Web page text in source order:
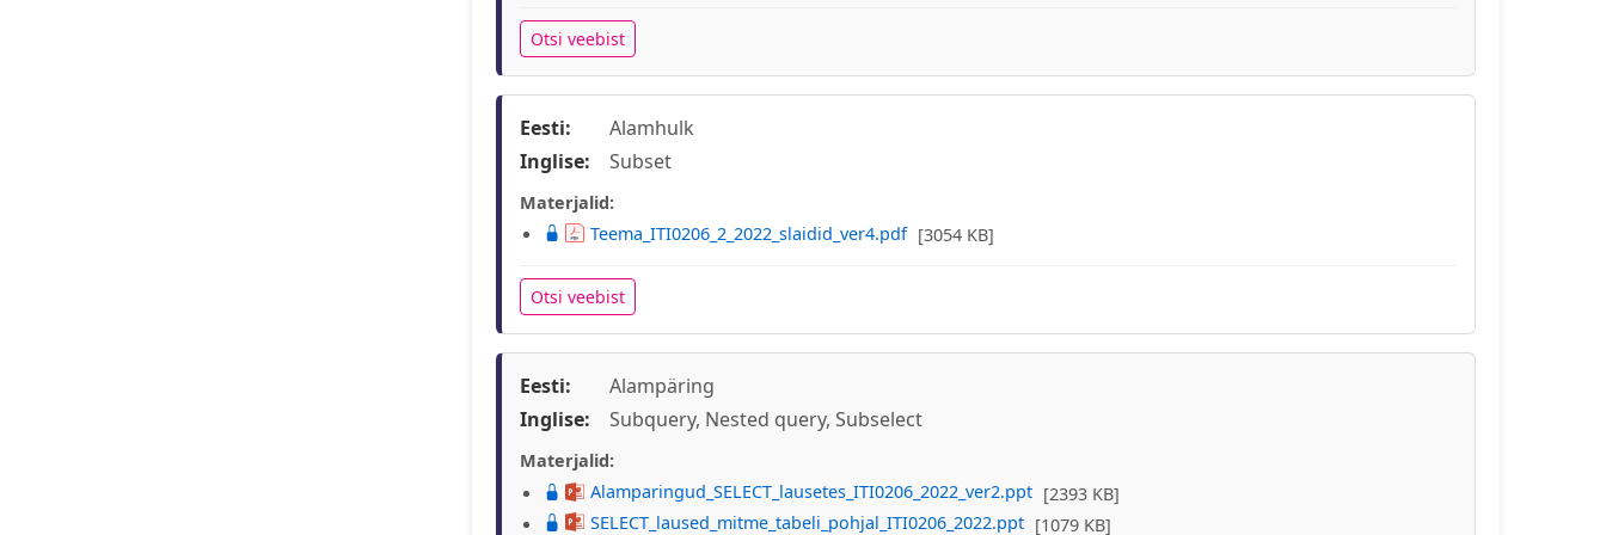
Otsi veebist
Eesti:
Alamhulk
Inglise:
Subset
Materjalid:
Teema_ITI0206_2_2022_slaidid_ver4.pdf [3054 KB]
Otsi veebist
Eesti:
Alampäring
Inglise:
Subquery, Nested query, Subselect
Materjalid:
Alamparingud_SELECT_lausetes_ITI0206_2022_ver2.ppt [2393 KB]
SELECT_laused_mitme_tabeli_pohjal_ITI0206_2022.ppt [1079 KB]